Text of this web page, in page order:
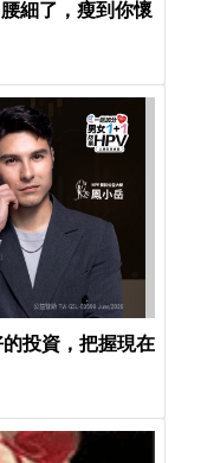
細了，瘦到你懷
投資，把握現在